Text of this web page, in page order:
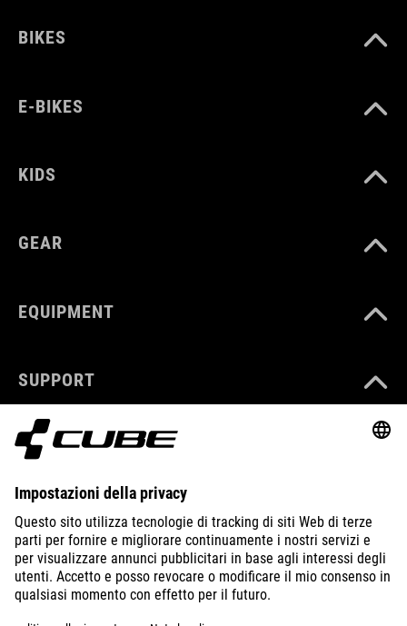
BIKES
E-BIKES
KIDS
GEAR
EQUIPMENT
SUPPORT
ABOUT US
EXPLORE